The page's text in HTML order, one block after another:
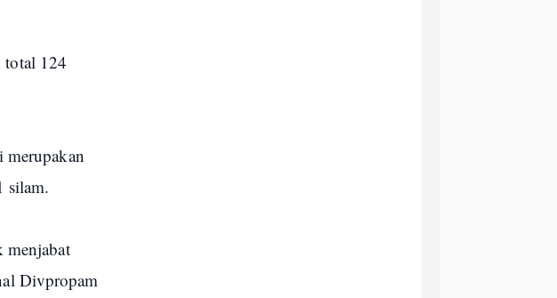
total 124
merupakan
silam.
Divpropam